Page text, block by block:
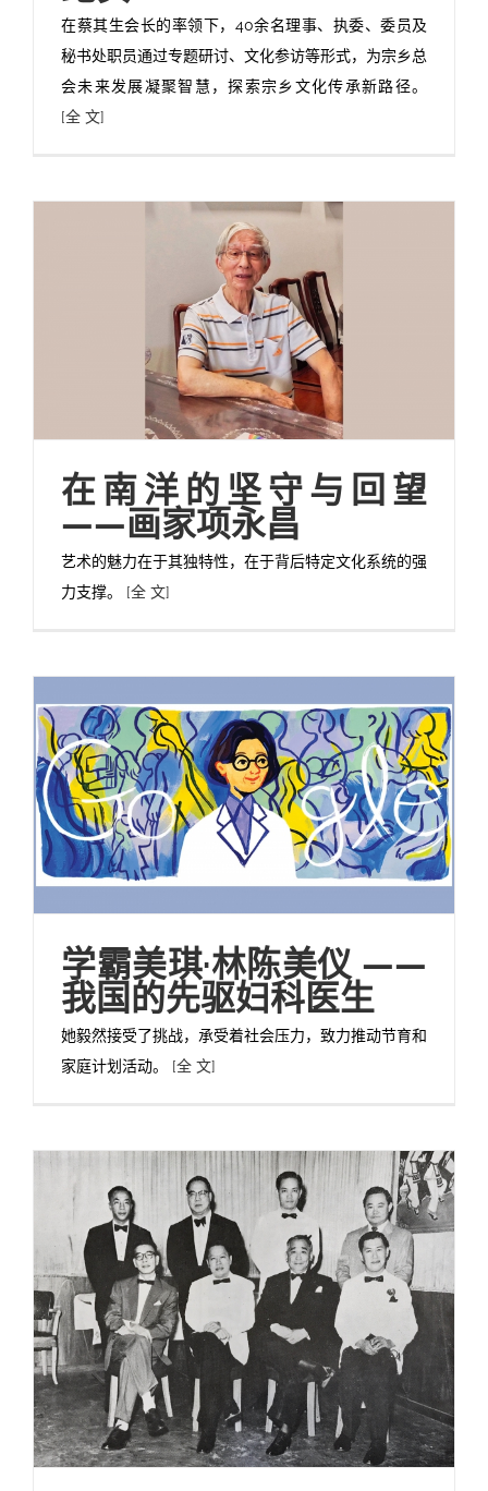
在蔡其生会长的率领下，40余名理事、执委、委员及
秘书处职员通过专题研讨、文化参访等形式，为宗乡总
会未来发展凝聚智慧，探索宗乡文化传承新路径。
[全 文]
在南洋的坚守与回望
——画家项永昌
艺术的魅力在于其独特性，在于背后特定文化系统的强
力支撑。 [全 文]
学霸美琪·林陈美仪 ——
我国的先驱妇科医生
她毅然接受了挑战，承受着社会压力，致力推动节育和
家庭计划活动。 [全 文]